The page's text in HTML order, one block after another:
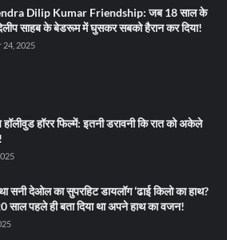
Dilip Kumar Friendship: जब 18 साल के
साहब के बेडरूम में घुसकर सबको हैरान कर दिया!
24, 2025
हॉलीवुड हॉरर फिल्में: इतनी डरावनी कि रात को अकेले
सनी देओल का सुपरहिट डायलॉग ‘ढाई किलो का हाथ?
साल पहले ही बता दिया था अपने हाथ का वजन!